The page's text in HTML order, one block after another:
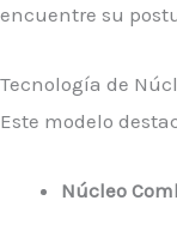
encuentre su
Tecnología de
Este modelo
Núcleo